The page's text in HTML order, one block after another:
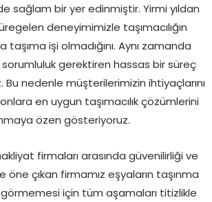
sağlam bir yer edinmiştir. Yirmi yıldan
deneyimimizle taşımacılığın
işi olmadığını. Aynı zamanda
gerektiren hassas bir süreç
Bu nedenle müşterilerimizin ihtiyaçlarını
en uygun taşımacılık çözümlerini
özen gösteriyoruz.
firmaları arasında güvenilirliği ve
çıkan firmamız eşyaların taşınma
için tüm aşamaları titizlikle